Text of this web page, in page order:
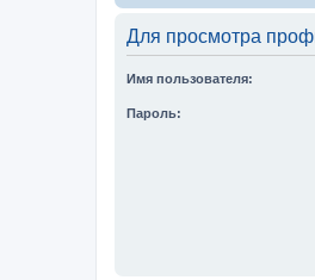
Для просмотра
Имя пользователя:
Пароль: